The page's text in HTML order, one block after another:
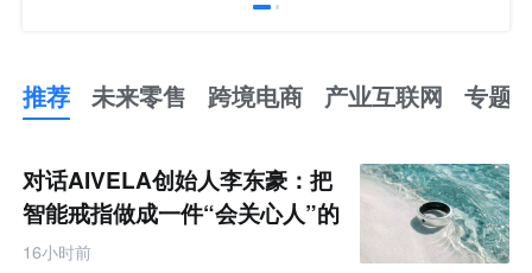
推荐 未来零售 跨境电商 产业互联网 专题
来
零
售
跨
境
对话AIVELA创始人李东豪：把
智能戒指做成一件“会关心人”的
饰品
16小时前